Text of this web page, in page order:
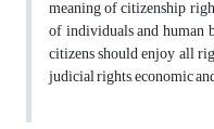
meaning of citizenship
of individuals and human
citizens should enjoy all
judicial rights, economic